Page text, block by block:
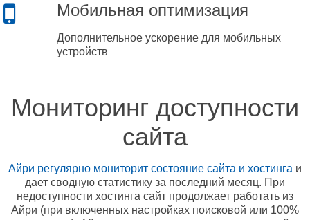
Мобильная оптимизация
Дополнительное ускорение для мобильных
устройств
Мониторинг доступности
сайта
Айри регулярно мониторит состояние сайта и хостинга и
дает сводную статистику за последний месяц. При
недоступности хостинга сайт продолжает работать из
Айри (при включенных настройках поисковой или 100%